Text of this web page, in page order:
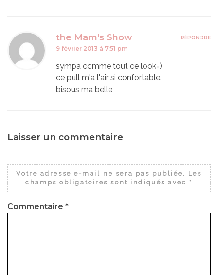
the Mam's Show
9 février 2013 à 7:51 pm
sympa comme tout ce look=)
ce pull m'a l'air si confortable.
bisous ma belle
RÉPONDRE
Laisser un commentaire
Votre adresse e-mail ne sera pas publiée.
Les
champs obligatoires sont indiqués avec *
Commentaire *